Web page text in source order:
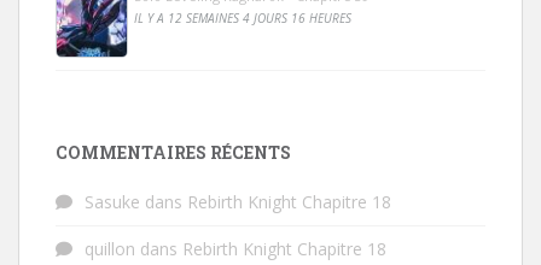
IL Y A 12 SEMAINES 4 JOURS 16 HEURES
COMMENTAIRES RÉCENTS
Sasuke dans Rebirth Knight Chapitre 18
quillon dans Rebirth Knight Chapitre 18